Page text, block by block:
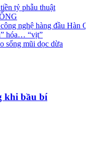
tỷ phẫu thuật
nghệ hàng đầu Hàn
hóa… “vịt”
sống mũi dọc dừa
khi bầu bí